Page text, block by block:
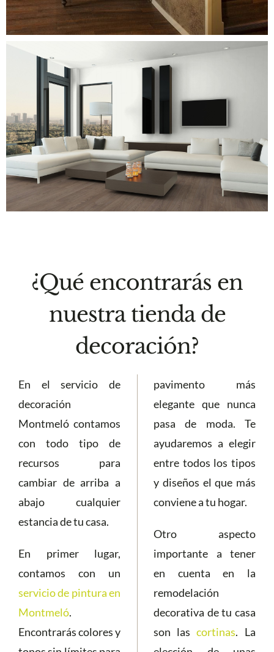
¿Qué encontrarás en
nuestra tienda de
decoración?
En el servicio de
decoración
Montmeló contamos
con todo tipo de
recursos para
cambiar de arriba a
abajo cualquier
estancia de tu casa.
En primer lugar,
contamos con un
servicio de pintura en
Montmeló.
Encontrarás colores y
pavimento más
elegante que nunca
pasa de moda. Te
ayudaremos a elegir
entre todos los tipos
y diseños el que más
conviene a tu hogar.
Otro aspecto
importante a tener
en cuenta en la
remodelación
decorativa de tu casa
son las cortinas. La